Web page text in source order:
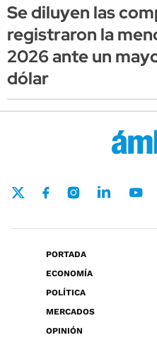
Se diluyen las
registraron la
2026 ante un
dólar
PORTADA
ECONOMÍA
POLÍTICA
MERCADOS
OPINIÓN